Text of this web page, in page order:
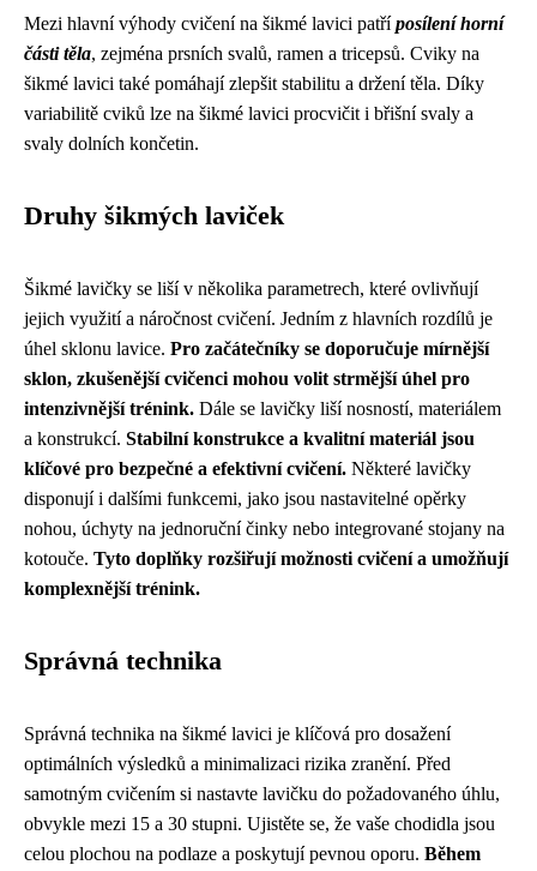
Mezi hlavní výhody cvičení na šikmé lavici patříposílení horní
části těla, zejména prsních svalů, ramen a tricepsů. Cviky na
šikmé lavici také pomáhají zlepšit stabilitu a držení těla. Díky
variabilitě cviků lze na šikmé lavici procvičit i břišní svaly a
svaly dolních končetin.
Druhy šikmých laviček
Šikmé lavičky se liší v několika parametrech, které ovlivňují
jejich využití a náročnost cvičení. Jedním z hlavních rozdílů je
úhel sklonu lavice. Pro začátečníky se doporučuje mírnější
sklon, zkušenější cvičenci mohou volit strmější úhel pro
intenzivnější trénink. Dále se lavičky liší nosností, materiálem
a konstrukcí. Stabilní konstrukce a kvalitní materiál jsou
klíčové pro bezpečné a efektivní cvičení. Některé lavičky
disponují i ​​dalšími funkcemi, jako jsou nastavitelné opěrky
nohou, úchyty na jednoruční činky nebo integrované stojany na
kotouče. Tyto doplňky rozšiřují možnosti cvičení a umožňují
komplexnější trénink.
Správná technika
Správná technika na šikmé lavici je klíčová pro dosažení
optimálních výsledků a minimalizaci rizika zranění. Před
samotným cvičením si nastavte lavičku do požadovaného úhlu,
obvykle mezi 15 a 30 stupni. Ujistěte se, že vaše chodidla jsou
celou plochou na podlaze a poskytují pevnou oporu. Během